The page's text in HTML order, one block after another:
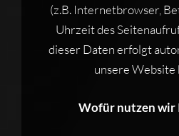
(z.B. Internetbrowser,
Uhrzeit des
dieser Daten erfolgt
unsere
Wofür nutzen wir